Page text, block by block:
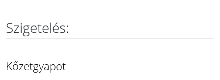
Szigetelés:
Kőzetgyapot